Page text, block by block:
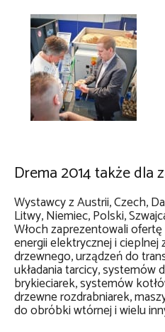
Drema 2014 także dla
Wystawcy z Austrii, Czech,
Litwy, Niemiec, Polski,
Włoch zaprezentowali
energii elektrycznej i
drzewnego, urządzeń do
układania tarcicy, systemów
brykieciarek, systemów
drzewne rozdrabniarek,
do obróbki wtórnej i wielu